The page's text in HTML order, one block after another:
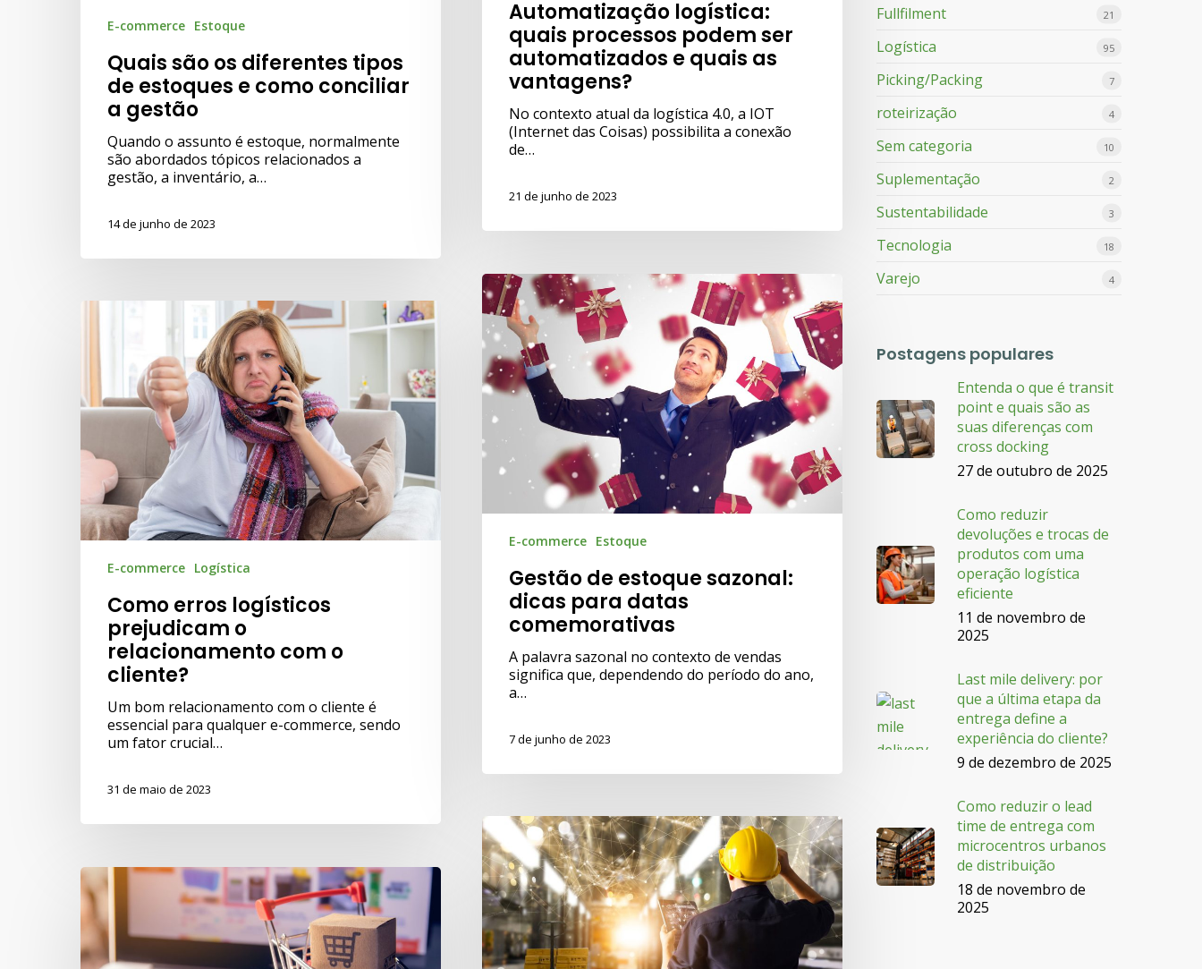
Automatização logística:
quais processos podem ser
automatizados e quais as
vantagens?
No contexto atual da logística 4.0, a IOT
(Internet das Coisas) possibilita a conexão
de…
21 de junho de 2023
E-commerce Estoque
Quais são os diferentes tipos
de estoques e como conciliar
a gestão
Quando o assunto é estoque, normalmente
são abordados tópicos relacionados a
gestão, a inventário, a…
14 de junho de 2023
E-commerce Estoque
Gestão de estoque sazonal:
dicas para datas
comemorativas
A palavra sazonal no contexto de vendas
significa que, dependendo do período do ano,
a…
7 de junho de 2023
E-commerce Logística
Como erros logísticos
prejudicam o
relacionamento com o
cliente?
Um bom relacionamento com o cliente é
essencial para qualquer e-commerce, sendo
um fator crucial…
31 de maio de 2023
Fullfilment 21
Logística 95
Picking/Packing 7
roteirização 4
Sem categoria 10
Suplementação 2
Sustentabilidade 3
Tecnologia 18
Varejo 4
Postagens populares
Entenda o que é transit
point e quais são as
suas diferenças com
cross docking
27 de outubro de 2025
Como reduzir
devoluções e trocas de
produtos com uma
operação logística
eficiente
11 de novembro de
2025
Last mile delivery: por
que a última etapa da
entrega define a
experiência do cliente?
9 de dezembro de 2025
Como reduzir o lead
time de entrega com
microcentros urbanos
de distribuição
18 de novembro de
2025